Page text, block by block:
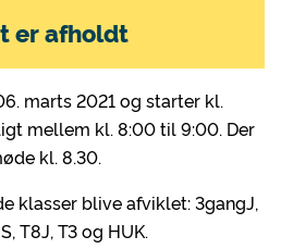
marts 2021 og starter kl.
mellem kl. 8:00 til 9:00. Der
kl. 8.30.
klasser blive afviklet: 3gangJ,
T8J, T3 og HUK.
er afholdt